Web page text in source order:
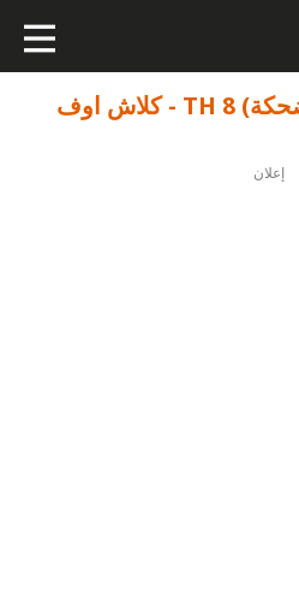
تصميم قاعدة ترول (مضحكة) TH 8 - كلاش اوف
إعلان